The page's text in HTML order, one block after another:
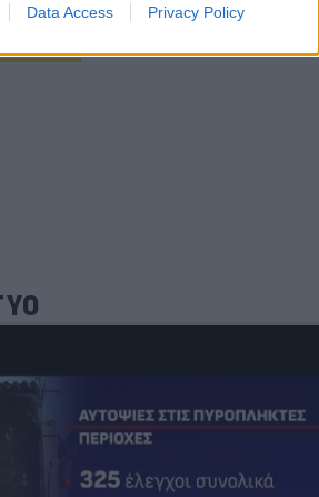
Data Access Privacy Policy